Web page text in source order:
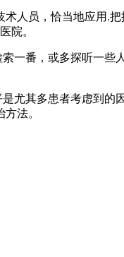
人员，恰当地应用.
院。
一番，或多探听一些
尤其多患者考虑到的
法。